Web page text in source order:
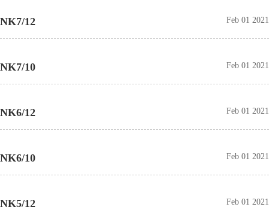
NK7/12 Feb 01 2021
NK7/10 Feb 01 2021
NK6/12 Feb 01 2021
NK6/10 Feb 01 2021
NK5/12 Feb 01 2021